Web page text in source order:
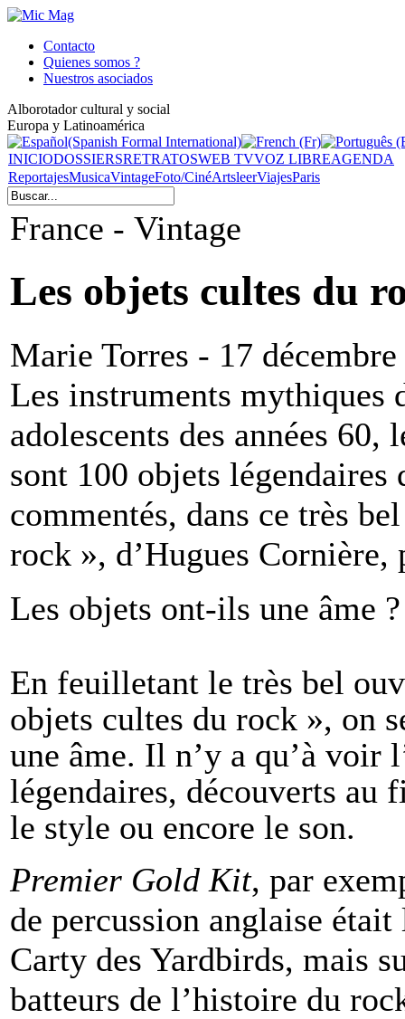
Contacto
Quienes somos ?
Nuestros asociados
Alborotador cultural y social
Europa y Latinoamérica
INICIODOSSIERSRETRATOSWEB TVVOZ LIBREAGENDA
ReportajesMusicaVintageFoto/CinéArtsleerViajesParis
France - Vintage
Les objets cultes du
Marie Torres - 17
Les instruments mythiques
adolescents des années
sont 100 objets
commentés, dans ce très
rock », d’Hugues
Les objets ont-ils une âme
En feuilletant le très bel
objets cultes du rock », on
une âme. Il n’y a qu’à voir
légendaires, découverts au
le style ou encore le son.
Premier Gold Kit, par
de percussion anglaise
Carty des Yardbirds, mais
batteurs de l’histoire du